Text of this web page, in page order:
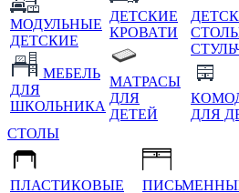
МОДУЛЬНЫЕ
ДЕТСКИЕ
МЕБЕЛЬ
ДЛЯ
ШКОЛЬНИКА
ДЕТСКИЕ
КРОВАТИ
МАТРАСЫ
ДЛЯ
ДЕТЕЙ
ДЛЯ
СТОЛЫ
ПЛАСТИКОВЫЕ